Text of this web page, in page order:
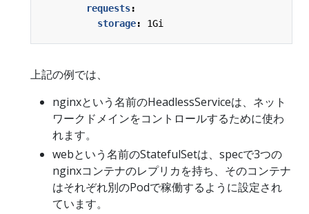
requests:
storage: 1Gi
上記の例では、
nginxという名前のHeadlessServiceは、ネット
ワークドメインをコントロールするために使わ
れます。
webという名前のStatefulSetは、specで3つの
nginxコンテナのレプリカを持ち、そのコンテナ
はそれぞれ別のPodで稼働するように設定され
ています。